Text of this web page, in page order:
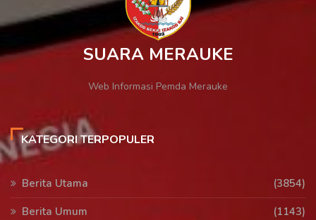
SUARA MERAUKE
Web Informasi Pemda Merauke
KATEGORI TERPOPULER
Berita Utama
(3854)
Berita Umum
(1143)